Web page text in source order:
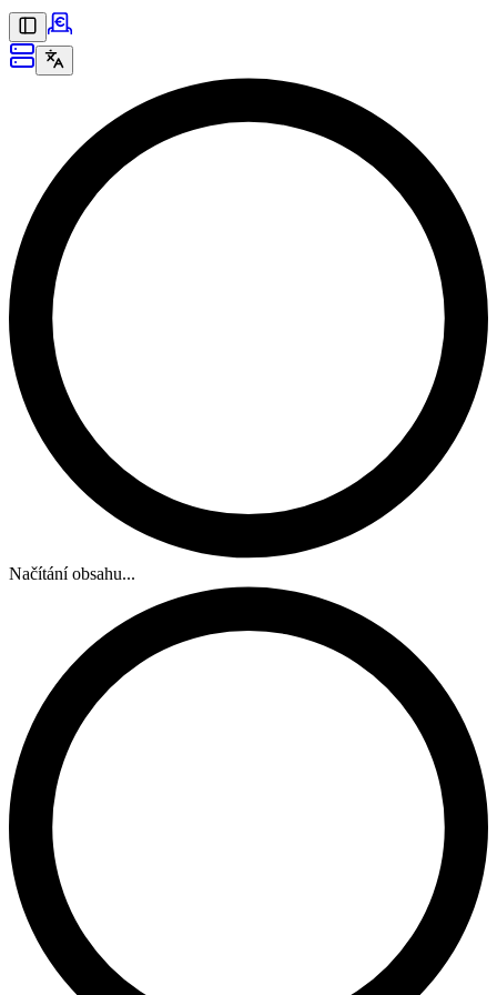
Načítání obsahu...